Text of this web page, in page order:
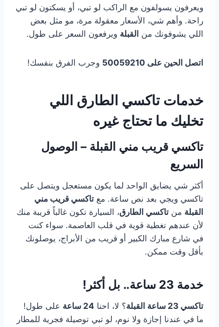
ويعرفون يسولفون مع الراكب لو تبي، أو يسكتون لو تبي
راحة. وأهم شي، الأسعار معقولة مرة، مو مثل بعض
اللي يشوفونك من القبلة ويرفعون السعر على طول.
اتصل الحين على 50059210 وجرب الفرق بنفسك!
خدمات تاكسي الطارق اللي
تخليك ما تحتاج غيره
تاكسي قريب مني القبلة – الوصول
السريع
أكثر شي يضايق الواحد لما يكون مستعجل ويتصل على
تاكسي ويجي بعد نص ساعة. مع تاكسي قريب مني
القبلة من تاكسي الطارق، السيارة تكون غالباً قريبة منك
لأن عندهم تغطية قوية في قلب العاصمة. سواء كنت
في شارع مبارك الكبير أو قريب من الأبراج، يوصلونك
بأقل وقت ممكن.
خدمة 23 ساعة.. بل أكثر!
تاكسي 23 ساعة القبلة ؟ لا، احنا 24 ساعة
على طول!
ما في عندنا إجازة ولا نوم، لو تبي توصيلة فجرية للمطار